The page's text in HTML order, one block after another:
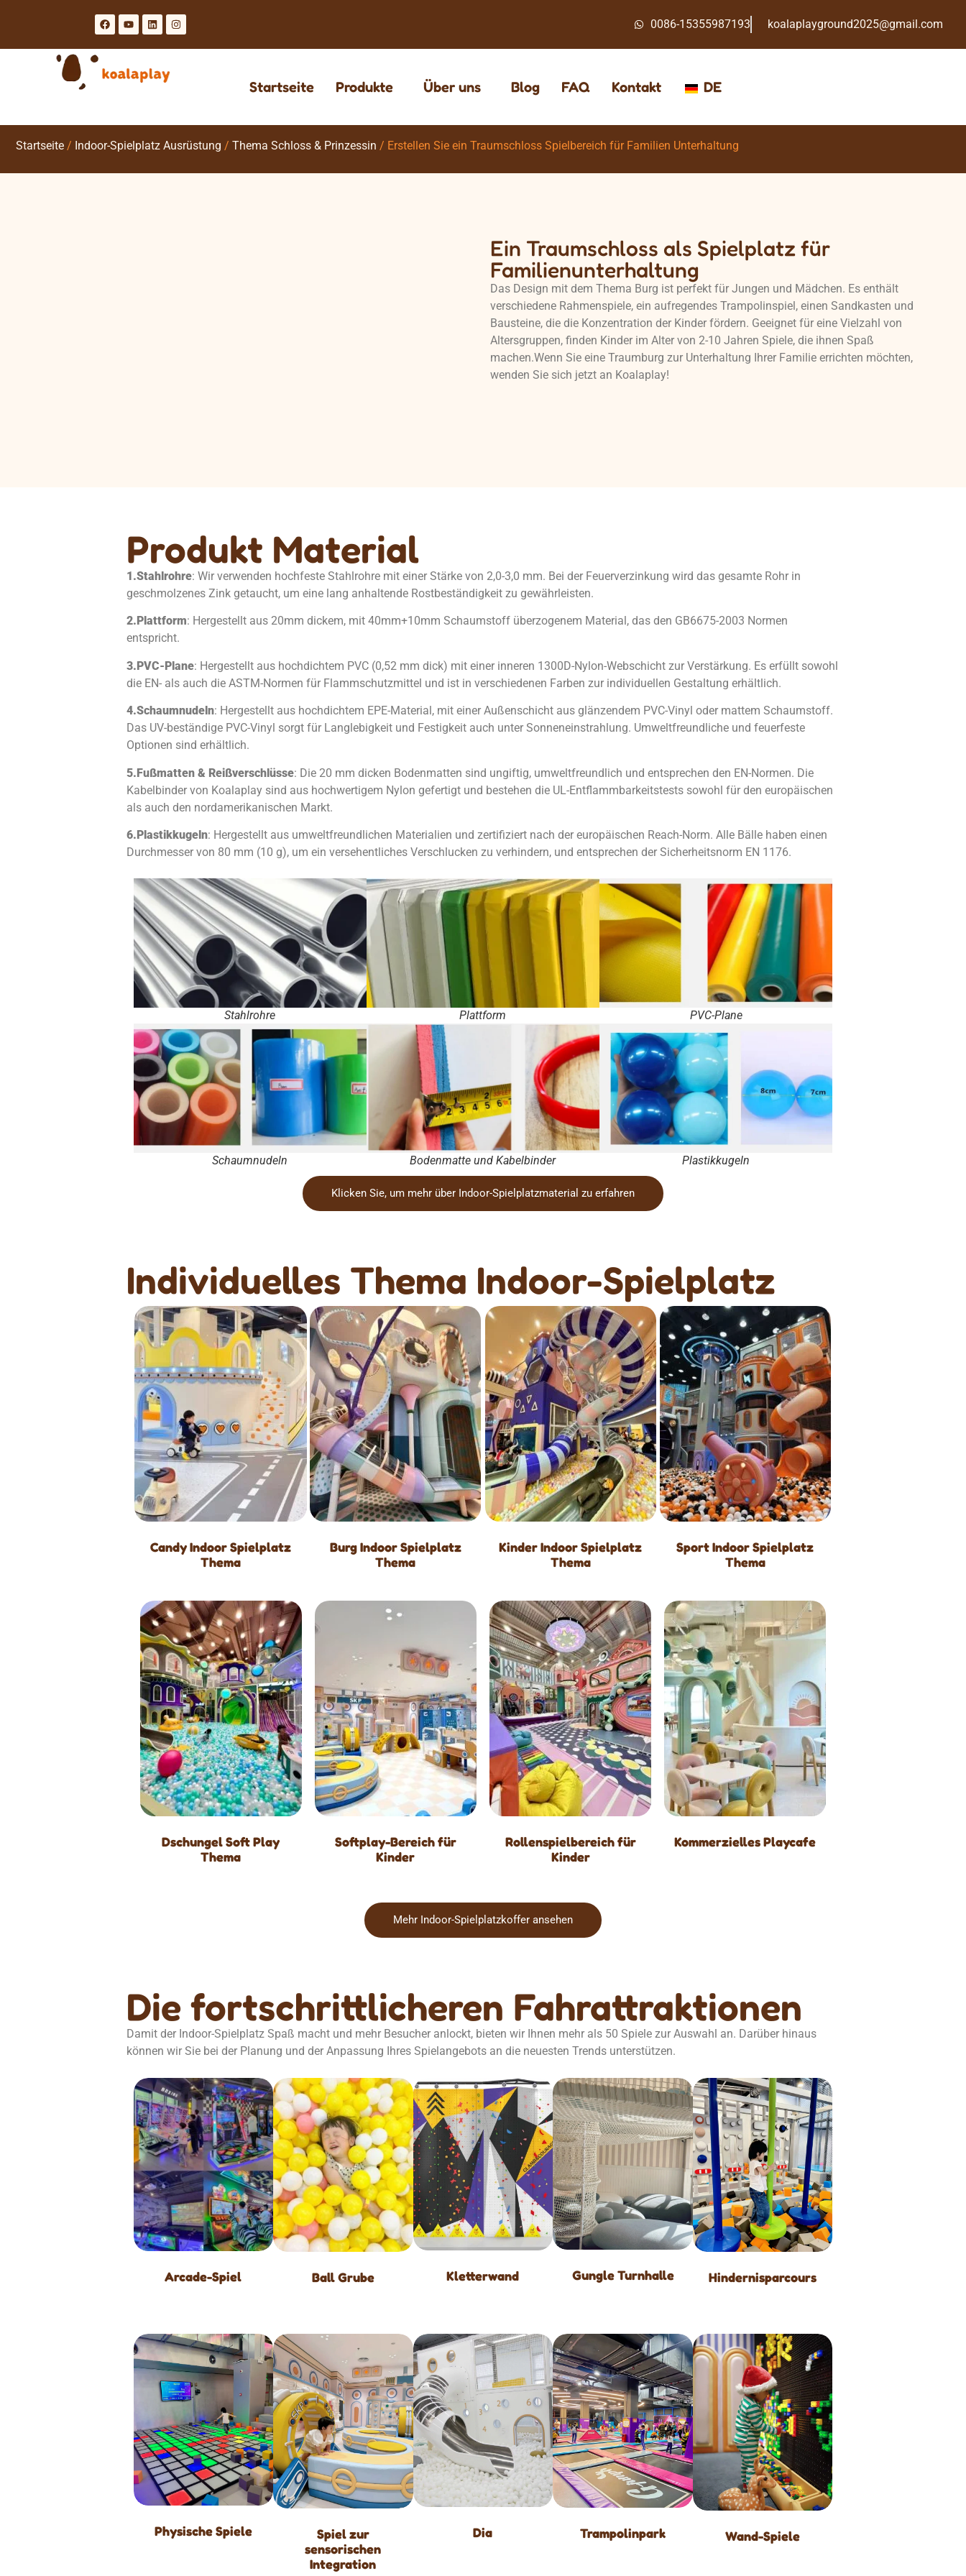
0086-15355987193 koalaplayground2025@gmail.com
Startseite Produkte Über uns Blog FAQ Kontakt DE
Startseite / Indoor-Spielplatz Ausrüstung / Thema Schloss & Prinzessin / Erstellen Sie ein Traumschloss Spielbereich für Familien Unterhaltung
Ein Traumschloss als Spielplatz für
Familienunterhaltung
Das Design mit dem Thema Burg ist perfekt für Jungen und Mädchen. Es enthält
verschiedene Rahmenspiele, ein aufregendes Trampolinspiel, einen Sandkasten und
Bausteine, die die Konzentration der Kinder fördern. Geeignet für eine Vielzahl von
Altersgruppen, finden Kinder im Alter von 2-10 Jahren Spiele, die ihnen Spaß
machen.Wenn Sie eine Traumburg zur Unterhaltung Ihrer Familie errichten möchten,
wenden Sie sich jetzt an Koalaplay!
Produkt Material
1.Stahlrohre: Wir verwenden hochfeste Stahlrohre mit einer Stärke von 2,0-3,0 mm. Bei der Feuerverzinkung wird das gesamte Rohr in
geschmolzenes Zink getaucht, um eine lang anhaltende Rostbeständigkeit zu gewährleisten.
2. Plattform: Hergestellt aus 20mm dickem, mit 40mm+10mm Schaumstoff überzogenem Material, das den GB6675-2003 Normen
entspricht.
3.PVC-Plane: Hergestellt aus hochdichtem PVC (0,52 mm dick) mit einer inneren 1300D-Nylon-Webschicht zur Verstärkung. Es erfüllt sowohl
die EN- als auch die ASTM-Normen für Flammschutzmittel und ist in verschiedenen Farben zur individuellen Gestaltung erhältlich.
4.Schaumnudeln: Hergestellt aus hochdichtem EPE-Material, mit einer Außenschicht aus glänzendem PVC-Vinyl oder mattem Schaumstoff.
Das UV-beständige PVC-Vinyl sorgt für Langlebigkeit und Festigkeit auch unter Sonneneinstrahlung. Umweltfreundliche und feuerfeste
Optionen sind erhältlich.
5.Fußmatten & Reißverschlüsse: Die 20 mm dicken Bodenmatten sind ungiftig, umweltfreundlich und entsprechen den EN-Normen. Die
Kabelbinder von Koalaplay sind aus hochwertigem Nylon gefertigt und bestehen die UL-Entflammbarkeitstests sowohl für den europäischen
als auch den nordamerikanischen Markt.
6.Plastikkugeln: Hergestellt aus umweltfreundlichen Materialien und zertifiziert nach der europäischen Reach-Norm. Alle Bälle haben einen
Durchmesser von 80 mm (10 g), um ein versehentliches Verschlucken zu verhindern, und entsprechen der Sicherheitsnorm EN 1176.
Stahlrohre Plattform PVC-Plane
Schaumnudeln Bodenmatte und Kabelbinder Plastikkugeln
Klicken Sie, um mehr über Indoor-Spielplatzmaterial zu erfahren
Individuelles Thema Indoor-Spielplatz
Candy Indoor Spielplatz
Thema
Burg Indoor Spielplatz
Thema
Kinder Indoor Spielplatz
Thema
Sport Indoor Spielplatz
Thema
Dschungel Soft Play
Thema
Softplay-Bereich für
Kinder
Rollenspielbereich für
Kinder
Kommerzielles Playcafe
Mehr Indoor-Spielplatzkoffer ansehen
Die fortschrittlicheren Fahrattraktionen
Damit der Indoor-Spielplatz Spaß macht und mehr Besucher anlockt, bieten wir Ihnen mehr als 50 Spiele zur Auswahl an. Darüber hinaus
können wir Sie bei der Planung und der Anpassung Ihres Spielangebots an die neuesten Trends unterstützen.
Arcade-Spiel Ball Grube Kletterwand Gungle Turnhalle Hindernisparcours
Physische Spiele
Spiel zur
sensorischen
Integration
Dia Trampolinpark Wand-Spiele